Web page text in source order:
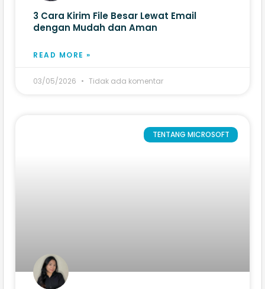
3 Cara Kirim File Besar Lewat Email
dengan Mudah dan Aman
READ MORE »
03/05/2026 Tidak ada komentar
TENTANG MICROSOFT